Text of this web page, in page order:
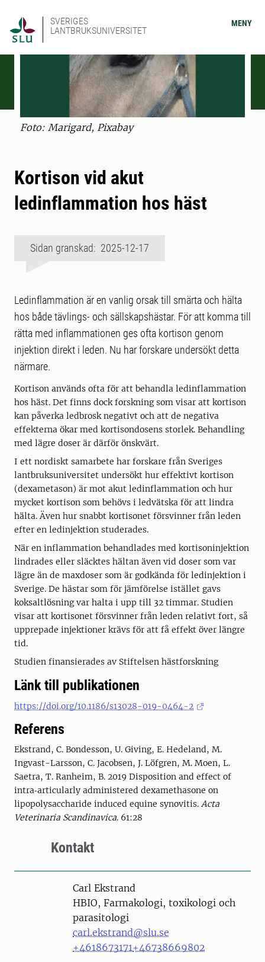
SVERIGES
LANTBRUKSUNIVERSITET
MENY
Foto: Marigard, Pixabay
Kortison vid akut
ledinflammation hos häst
Sidan granskad: 2025-12-17
Ledinflammation är en vanlig orsak till smärta och hälta
hos både tävlings- och sällskapshästar. För att komma till
rätta med inflammationen ges ofta kortison genom
injektion direkt i leden. Nu har forskare undersökt detta
närmare.
Kortison används ofta för att behandla ledinflammation
hos häst. Det finns dock forskning som visar att kortison
kan påverka ledbrosk negativt och att de negativa
effekterna ökar med kortisondosens storlek. Behandling
med lägre doser är därför önskvärt.
I ett nordiskt samarbete har forskare från Sveriges
lantbruksuniversitet undersökt hur effektivt kortison
(dexametason) är mot akut ledinflammation och hur
mycket kortison som behövs i ledvätska för att lindra
hälta. Även hur snabbt kortisonet försvinner från leden
efter en ledinjektion studerades.
När en inflammation behandlades med kortisoninjektion
lindrades eller släcktes hältan även vid doser som var
lägre än de maxdoser som är godkända för ledinjektion i
Sverige. De hästar som för jämförelse istället gavs
koksaltlösning var halta i upp till 32 timmar. Studien
visar att kortisonet försvinner från leden relativt fort, så
upprepade injektioner krävs för att få effekt över längre
tid.
Studien finansierades av Stiftelsen hästforskning
Länk till publikationen
https://doi.org/10.1186/s13028-019-0464-2
Referens
Ekstrand, C. Bondesson, U. Giving, E. Hedeland, M.
Ingvast-Larsson, C. Jacobsen, J. Löfgren, M. Moen, L.
Saetra, T. Ranheim, B. 2019 Disposition and effect of
intra‑articularly administered dexamethasone on
lipopolysaccharide induced equine synovitis. Acta
Veterinaria Scandinavica. 61:28
Kontakt
PersonCarl Ekstrand
HBIO, Farmakologi, toxikologi och
parasitologi
carl.ekstrand@slu.se
+4618673171+46738669802